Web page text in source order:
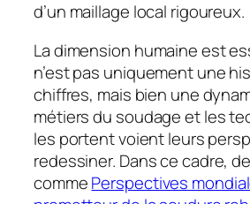
d’un maillage local rigoureux.
La dimension humaine est
n’est pas uniquement une
chiffres, mais bien une
métiers du soudage et les
les portent voient leurs
redessiner. Dans ce cadre,
commePerspectives